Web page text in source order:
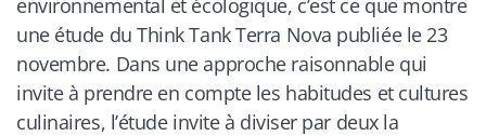
une étude du Think Tank Terra Nova publiée le 23
novembre. Dans une approche raisonnable qui
invite à prendre en compte les habitudes et cultures
culinaires, l’étude invite à diviser par deux la